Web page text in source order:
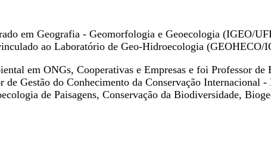
em Geografia - Geomorfologia e Geoecologia (IGEO/
ao Laboratório de Geo-Hidroecologia (GEOHECO/
em ONGs, Cooperativas e Empresas e foi Professor
Gestão do Conhecimento da Conservação Internacional
de Paisagens, Conservação da Biodiversidade,